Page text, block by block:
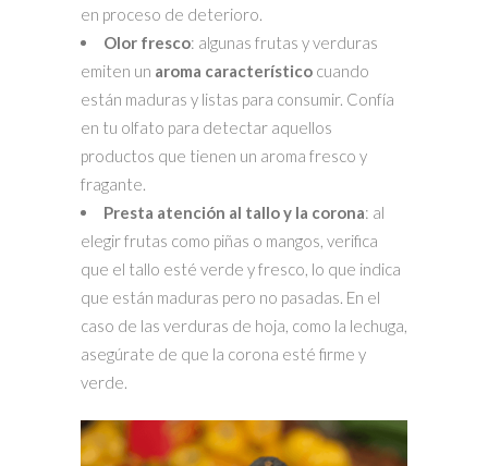
en proceso de deterioro.
Olor fresco: algunas frutas y verduras
emiten un aroma característico cuando
están maduras y listas para consumir. Confía
en tu olfato para detectar aquellos
productos que tienen un aroma fresco y
fragante.
Presta atención al tallo y la corona: al
elegir frutas como piñas o mangos, verifica
que el tallo esté verde y fresco, lo que indica
que están maduras pero no pasadas. En el
caso de las verduras de hoja, como la lechuga,
asegúrate de que la corona esté firme y
verde.